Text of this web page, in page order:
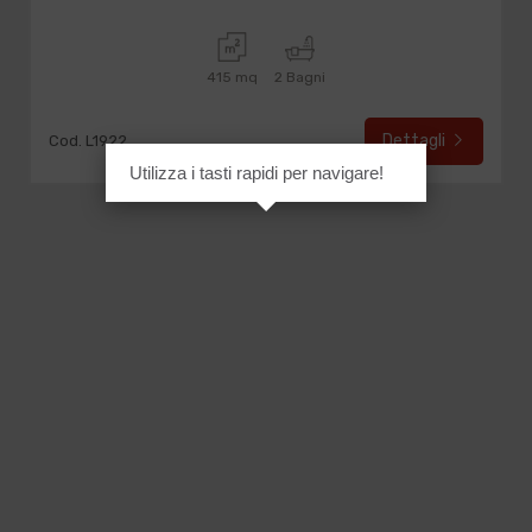
415 mq 2 Bagni
Cod. L1922 Dettagli
Utilizza i tasti rapidi per navigare!